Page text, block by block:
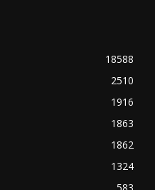
18588
2510
1916
1863
1862
1324